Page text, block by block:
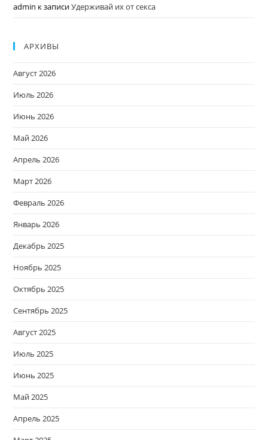
admin к записиУдерживай их от секса
АРХИВЫ
Август 2026
Июль 2026
Июнь 2026
Май 2026
Апрель 2026
Март 2026
Февраль 2026
Январь 2026
Декабрь 2025
Ноябрь 2025
Октябрь 2025
Сентябрь 2025
Август 2025
Июль 2025
Июнь 2025
Май 2025
Апрель 2025